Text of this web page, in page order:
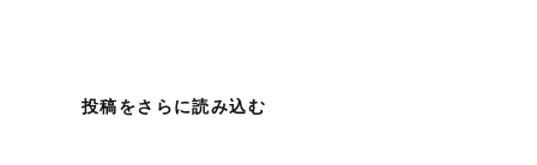
投稿をさらに読み込む